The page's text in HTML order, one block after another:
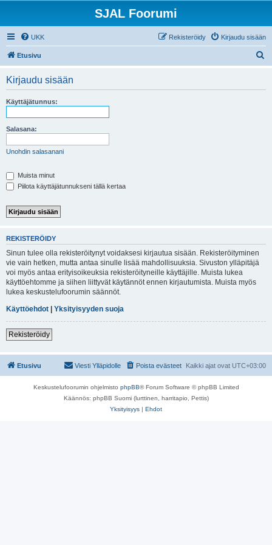
SJAL Foorumi
UKK Kirjaudu sisään
Rekisteröidy
Etusivu
Kirjaudu sisään
Käyttäjätunnus:
Salasana:
Unohdin salasanani
Muista minut
Piilota käyttäjätunnukseni tällä kertaa
REKISTERÖIDY
Sinun tulee olla rekisteröitynyt voidaksesi kirjautua sisään. Rekisteröityminen
vie vain hetken, mutta antaa sinulle lisää mahdollisuuksia. Sivuston ylläpitäjä
voi myös antaa erityisoikeuksia rekisteröityneille käyttäjille. Muista lukea
käyttöehtomme ja siihen liittyvät käytännöt ennen kirjautumista. Muista myös
lukea keskustelufoorumin säännöt.
Käyttöehdot | Yksityisyyden suoja
Rekisteröidy
Etusivu Kaikki ajat ovat UTC+03:00
Poista evästeet
Viesti Ylläpidolle
Keskustelufoorumin ohjelmisto phpBB® Forum Software © phpBB Limited
Käännös: phpBB Suomi (lurttinen, harritapio, Pettis)
Yksityisyys | Ehdot